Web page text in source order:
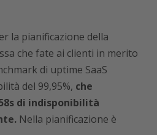
la pianificazione della
che fate ai clienti in merito
di uptime SaaS
del 99,95%, che
di indisponibilità
Nella pianificazione è